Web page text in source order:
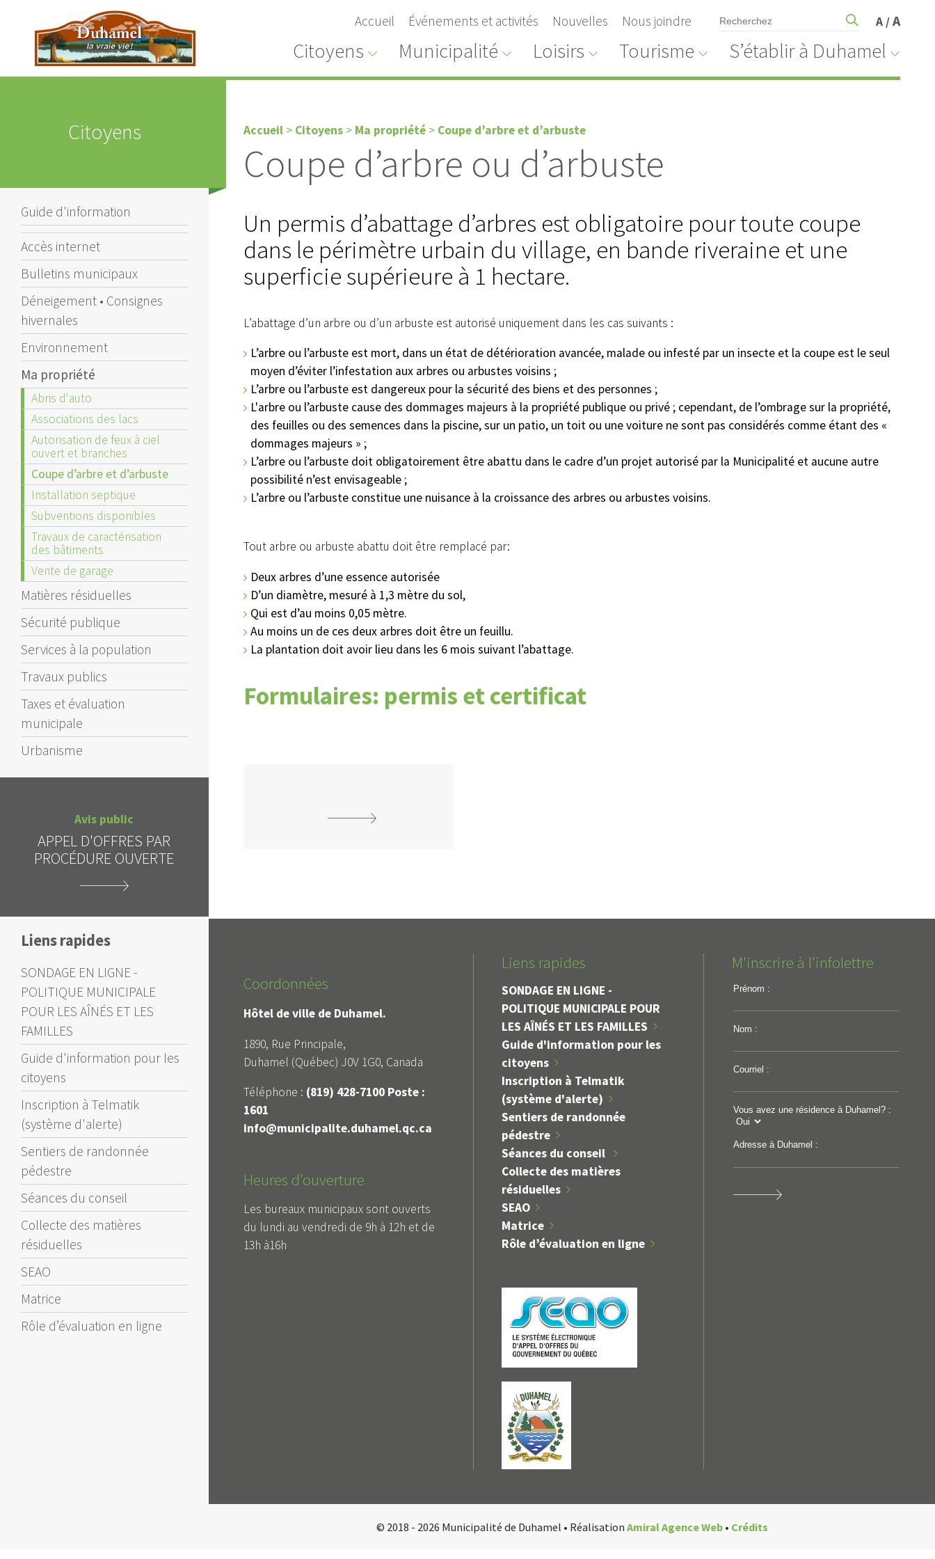
Accueil Événements et activités Nouvelles Nous joindre A /A
Citoyens Municipalité Loisirs Tourisme S’établir à Duhamel
Citoyens
Guide d'information
Accès internet
Bulletins municipaux
Déneigement • Consignes
hivernales
Environnement
Ma propriété
Abris d'auto
Associations des lacs
Autorisation de feux à ciel
ouvert et branches
Coupe d’arbre et d’arbuste
Installation septique
Subventions disponibles
Travaux de caractérisation
des bâtiments
Vente de garage
Matières résiduelles
Sécurité publique
Services à la population
Travaux publics
Taxes et évaluation
municipale
Urbanisme
APPEL D'OFFRES - REPORT
DE LA DATE D'OUVERTURE
DES SOUMISSIONS
Alerte
Liens rapides
SONDAGE EN LIGNE -
POLITIQUE MUNICIPALE
POUR LES AÎNÉS ET LES
FAMILLES
Guide d'information pour les
citoyens
Inscription à Telmatik
(système d'alerte)
Sentiers de randonnée
pédestre
Séances du conseil
Collecte des matières
résiduelles
SEAO
Matrice
Rôle d’évaluation en ligne
Accueil > Citoyens > Ma propriété > Coupe d’arbre et d’arbuste
Coupe d’arbre ou d’arbuste
Un permis d’abattage d’arbres est obligatoire pour toute coupe
dans le périmètre urbain du village, en bande riveraine et une
superficie supérieure à 1 hectare.
L’abattage d’un arbre ou d’un arbuste est autorisé uniquement dans les cas suivants :
L’arbre ou l’arbuste est mort, dans un état de détérioration avancée, malade ou infesté par un insecte et la coupe est le seul
moyen d’éviter l’infestation aux arbres ou arbustes voisins ;
L’arbre ou l’arbuste est dangereux pour la sécurité des biens et des personnes ;
L'arbre ou l’arbuste cause des dommages majeurs à la propriété publique ou privé ; cependant, de l’ombrage sur la propriété,
des feuilles ou des semences dans la piscine, sur un patio, un toit ou une voiture ne sont pas considérés comme étant des «
dommages majeurs » ;
L’arbre ou l’arbuste doit obligatoirement être abattu dans le cadre d’un projet autorisé par la Municipalité et aucune autre
possibilité n’est envisageable ;
L’arbre ou l’arbuste constitue une nuisance à la croissance des arbres ou arbustes voisins.
Tout arbre ou arbuste abattu doit être remplacé par:
Deux arbres d’une essence autorisée
D’un diamètre, mesuré à 1,3 mètre du sol,
Qui est d’au moins 0,05 mètre.
Au moins un de ces deux arbres doit être un feuillu.
La plantation doit avoir lieu dans les 6 mois suivant l’abattage.
Formulaires: permis et certificat
Coordonnées
Hôtel de ville de Duhamel.
1890, Rue Principale,
Duhamel (Québec) J0V 1G0, Canada
Téléphone : (819) 428-7100 Poste :
1601
info@municipalite.duhamel.qc.ca
Heures d'ouverture
Les bureaux municipaux sont ouverts
du lundi au vendredi de 9h à 12h et de
13h à16h
Liens rapides
SONDAGE EN LIGNE -
POLITIQUE MUNICIPALE POUR
LES AÎNÉS ET LES FAMILLES
Guide d'information pour les
citoyens
Inscription à Telmatik
(système d'alerte)
Sentiers de randonnée
pédestre
Séances du conseil
Collecte des matières
résiduelles
SEAO
Matrice
Rôle d’évaluation en ligne
M'inscrire à l'infolettre
Prénom :
Nom :
Courriel :
Vous avez une résidence à Duhamel? :
Adresse à Duhamel :
© 2018 - 2026 Municipalité de Duhamel • Réalisation Amiral Agence Web• Crédits